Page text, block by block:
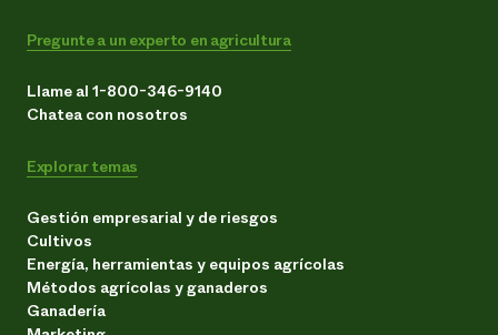
Pregunte a un experto en agricultura
Llame al 1-800-346-9140
Chatea con nosotros
Explorar temas
Gestión empresarial y de riesgos
Cultivos
Energía, herramientas y equipos agrícolas
Métodos agrícolas y ganaderos
Ganadería